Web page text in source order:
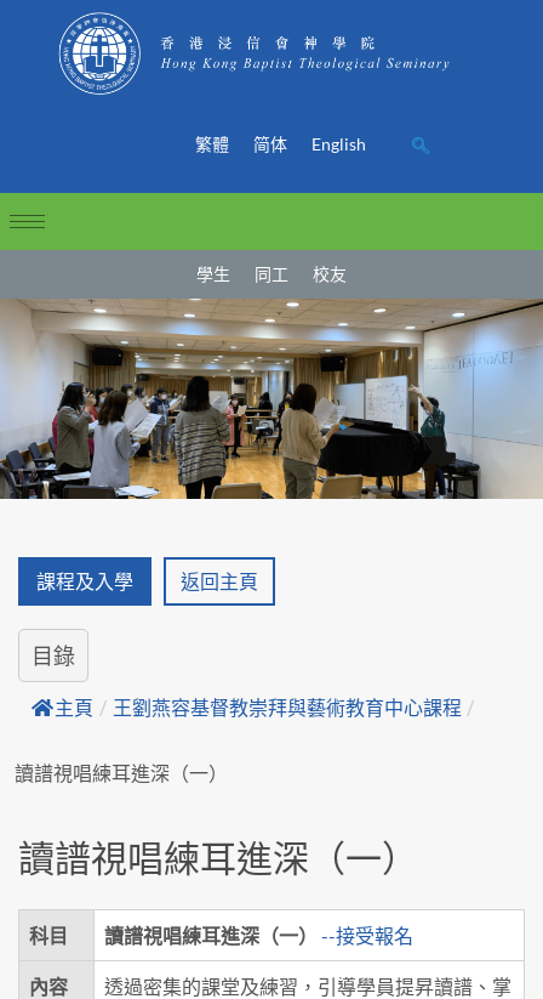
繁體 简体 English
學生 同工 校友
課程及入學 返回主頁
目錄
主頁 / 王劉燕容基督教崇拜與藝術教育中心課程 /
讀譜視唱練耳進深（一）
讀譜視唱練耳進深（一）
科目 讀譜視唱練耳進深（一） --接受報名
內容
透過密集的課堂及練習，引導學員提昇讀譜、掌